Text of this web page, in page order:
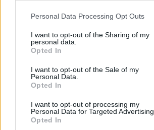
Personal Data Processing Opt Outs
I want to opt-out of the Sharing of my
personal data.
Opted In
I want to opt-out of the Sale of my
Personal Data.
Opted In
I want to opt-out of processing my
Personal Data for Targeted Advertising.
Opted In